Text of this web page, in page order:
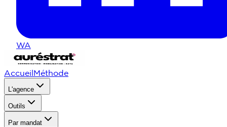
WA
AccueilMéthode
L'agence
Outils
Par mandat